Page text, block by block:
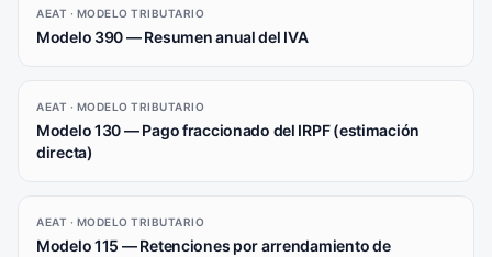
AEAT · MODELO TRIBUTARIO
Modelo 390 — Resumen anual del IVA
AEAT · MODELO TRIBUTARIO
Modelo 130 — Pago fraccionado del IRPF (estimación
directa)
AEAT · MODELO TRIBUTARIO
Modelo 115 — Retenciones por arrendamiento de